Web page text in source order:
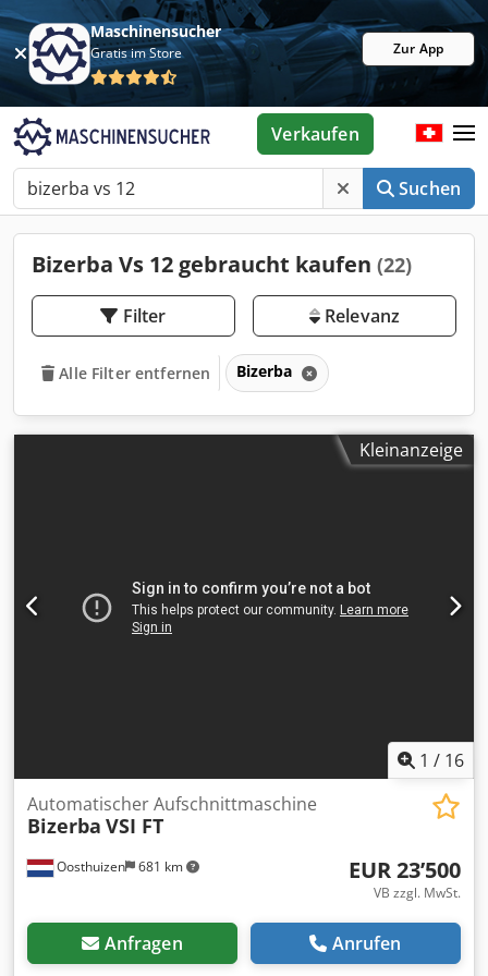
Maschinensucher
Gratis im Store Zur App
Suchen
Verkaufen
Bizerba Vs 12 gebraucht kaufen (22)
Filter Relevanz
Alle Filter entfernen Bizerba
Kleinanzeige
1 / 16
Oosthuizen 681 km
Automatischer Aufschnittmaschine
Bizerba VSI FT
EUR 23’500
VB zzgl. MwSt.
Anfragen Anrufen